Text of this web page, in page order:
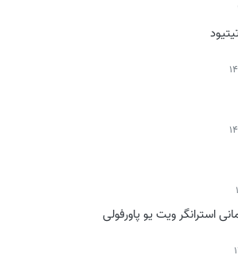
استرانگر ویت یو پاورفولی